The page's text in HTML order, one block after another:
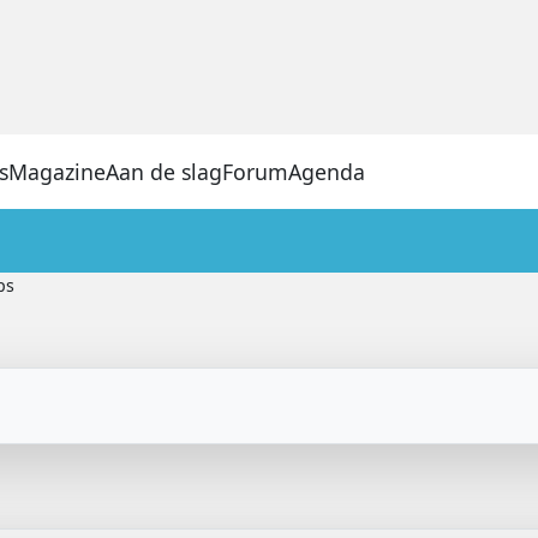
MagazineAan de slagForumAgenda